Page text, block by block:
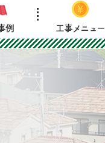
例 工事メニュー